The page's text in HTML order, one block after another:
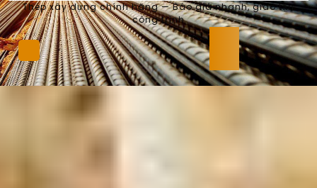
Thép xây dựng chính hãng — Báo giá nhanh, giao tận
công trình
Open
Button